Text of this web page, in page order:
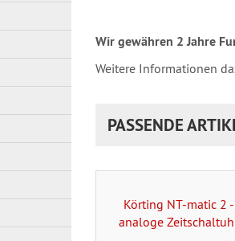
Wir gewähren 2 Jahre
Weitere Informationen
PASSENDE
Körting NT-matic 2 -
analoge